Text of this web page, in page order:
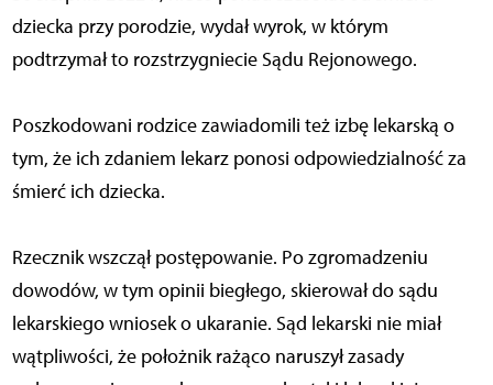
dziecka przy porodzie, wydał wyrok, w którym
podtrzymał to rozstrzygniecie Sądu Rejonowego.
Poszkodowani rodzice zawiadomili też izbę lekarską o
tym, że ich zdaniem lekarz ponosi odpowiedzialność za
śmierć ich dziecka.
Rzecznik wszczął postępowanie. Po zgromadzeniu
dowodów, w tym opinii biegłego, skierował do sądu
lekarskiego wniosek o ukaranie. Sąd lekarski nie miał
wątpliwości, że położnik rażąco naruszył zasady